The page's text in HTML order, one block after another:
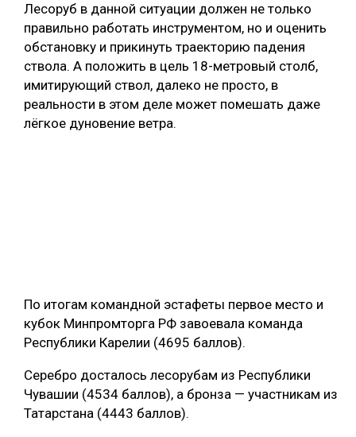
Лесоруб в данной ситуации должен не только
правильно работать инструментом, но и оценить
обстановку и прикинуть траекторию падения
ствола. А положить в цель 18-метровый столб,
имитирующий ствол, далеко не просто, в
реальности в этом деле может помешать даже
лёгкое дуновение ветра.
По итогам командной эстафеты первое место и
кубок Минпромторга РФ завоевала команда
Республики Карелии (4695 баллов).
Серебро досталось лесорубам из Республики
Чувашии (4534 баллов), а бронза — участникам из
Татарстана (4443 баллов).